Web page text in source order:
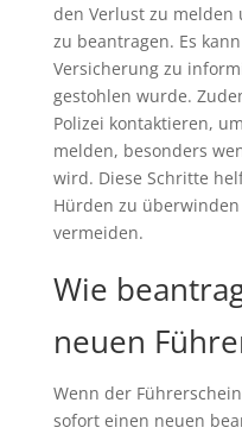
den Verlust zu
zu beantragen. Es
Versicherung zu
gestohlen wurde.
Polizei kontaktieren,
melden, besonders
wird. Diese Schritte
Hürden zu
vermeiden.
Wie
neuen
Wenn der
sofort einen neuen